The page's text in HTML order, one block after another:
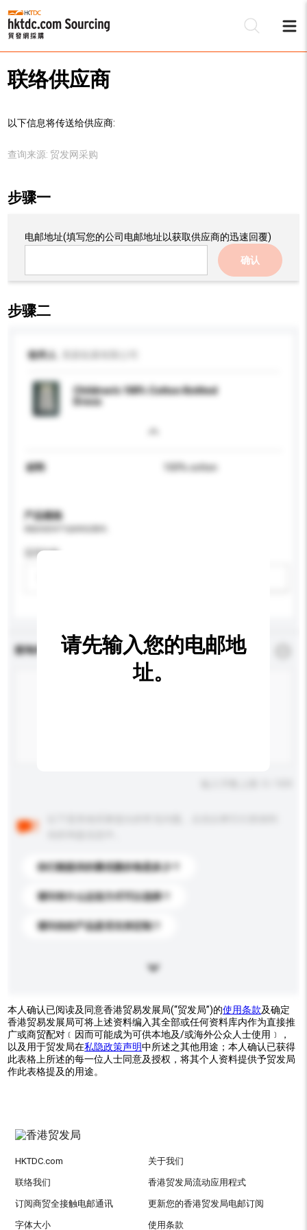
联络供应商
以下信息将传送给供应商:
查询来源: 贸发网采购
步骤一
电邮地址(填写您的公司电邮地址以获取供应商的迅速回覆)
确认
步骤二
收件人
Children's 100% Cotton Knitted
Dress
材料 100% cotton
产品规格
适用年龄
查询内容 *必须填写
你们能提供的最优惠价格是多少？
请问有什么运送方式可以选择？
请问你的产品是否支持定制？
请先输入您的电邮地
址。
本人确认已阅读及同意香港贸易发展局(“贸发局”)的使用条款及确定
香港贸易发展局可将上述资料编入其全部或任何资料库内作为直接推
广或商贸配对﹝因而可能成为可供本地及/或海外公众人士使用﹞，
以及用于贸发局在私隐政策声明中所述之其他用途；本人确认已获得
此表格上所述的每一位人士同意及授权，将其个人资料提供予贸发局
作此表格提及的用途。
HKTDC.com 关于我们
联络我们 香港贸发局流动应用程式
订阅商贸全接触电邮通讯 更新您的香港贸发局电邮订阅
字体大小 使用条款